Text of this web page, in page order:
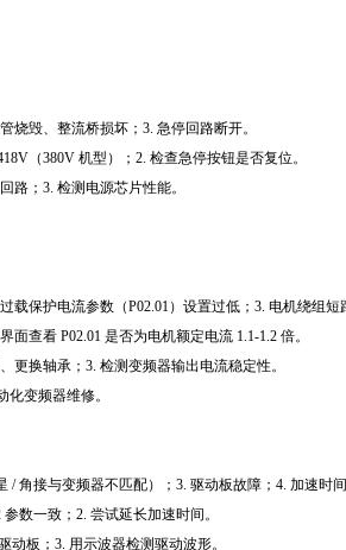
烧毁、整流桥损坏；3. 急停回路断开。
（380V 机型）；2. 检查急停按钮是否复位。
路；3. 检测电源芯片性能。
载保护电流参数（P02.01）设置过低；3. 电机绕组短
查看 P02.01 是否为电机额定电流 1.1-1.2 倍。
更换轴承；3. 检测变频器输出电流稳定性。
变频器维修。
角接与变频器不匹配）；3. 驱动板故障；4. 加速时间
数一致；2. 尝试延长加速时间。
动板；3. 用示波器检测驱动波形。